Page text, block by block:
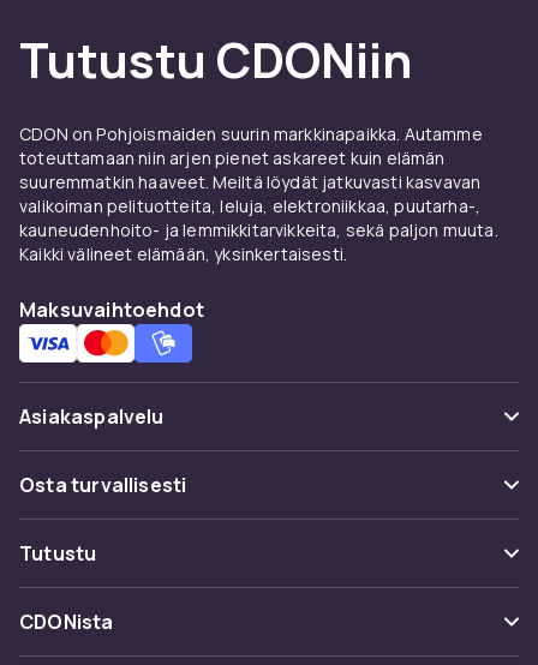
Ballerinoissa on pehmyt pehmustetut pohjat ja
kengän tukevasti jalassa. Valitse
liukuestepohjainen malli.
Tyylit ja materiaalit
Klassiset lakkimallit ovat juhlasuosikkeja.
Glitter ja paljetit tekevät kengistä lasten
suosikkeja.
Oikea koko kasvaville jaloille
Mittaa jalka säännöllisesti. Täydennä
Tilaa CDONilta
Lasten kengät
vauvan kengätjasandaalit. Turvallinen
ostoelämys.
Tutustu CDONiin
CDON on Pohjoismaiden suurin markkinapaikka. Autamme
toteuttamaan niin arjen pienet askareet kuin elämän
suuremmatkin haaveet. Meiltä löydät jatkuvasti kasvavan
valikoiman pelituotteita, leluja, elektroniikkaa, puutarha-,
kauneudenhoito- ja lemmikkitarvikkeita, sekä paljon muuta.
Kaikki välineet elämään, yksinkertaisesti.
Maksuvaihtoehdot
Asiakaspalvelu
Usein kysyttyä (UKK)
Seuraa pakettia
Ota yhteyttä
Osta turvallisesti
Maksuvaihtoehdot
Toimitus
Tutustu
Kategoriat
CDONista